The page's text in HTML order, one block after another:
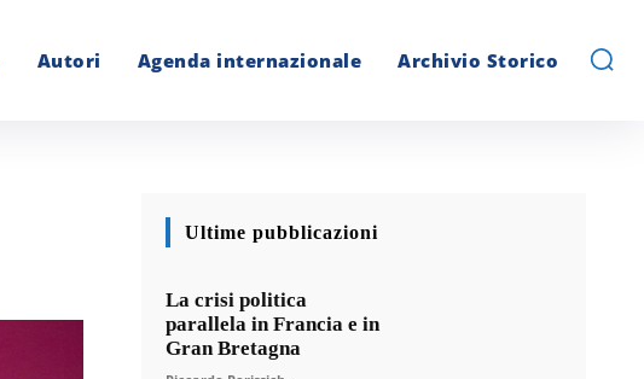
Autori Agenda internazionale Archivio Storico
Ultime pubblicazioni
La crisi politica
parallela in Francia e in
Gran Bretagna